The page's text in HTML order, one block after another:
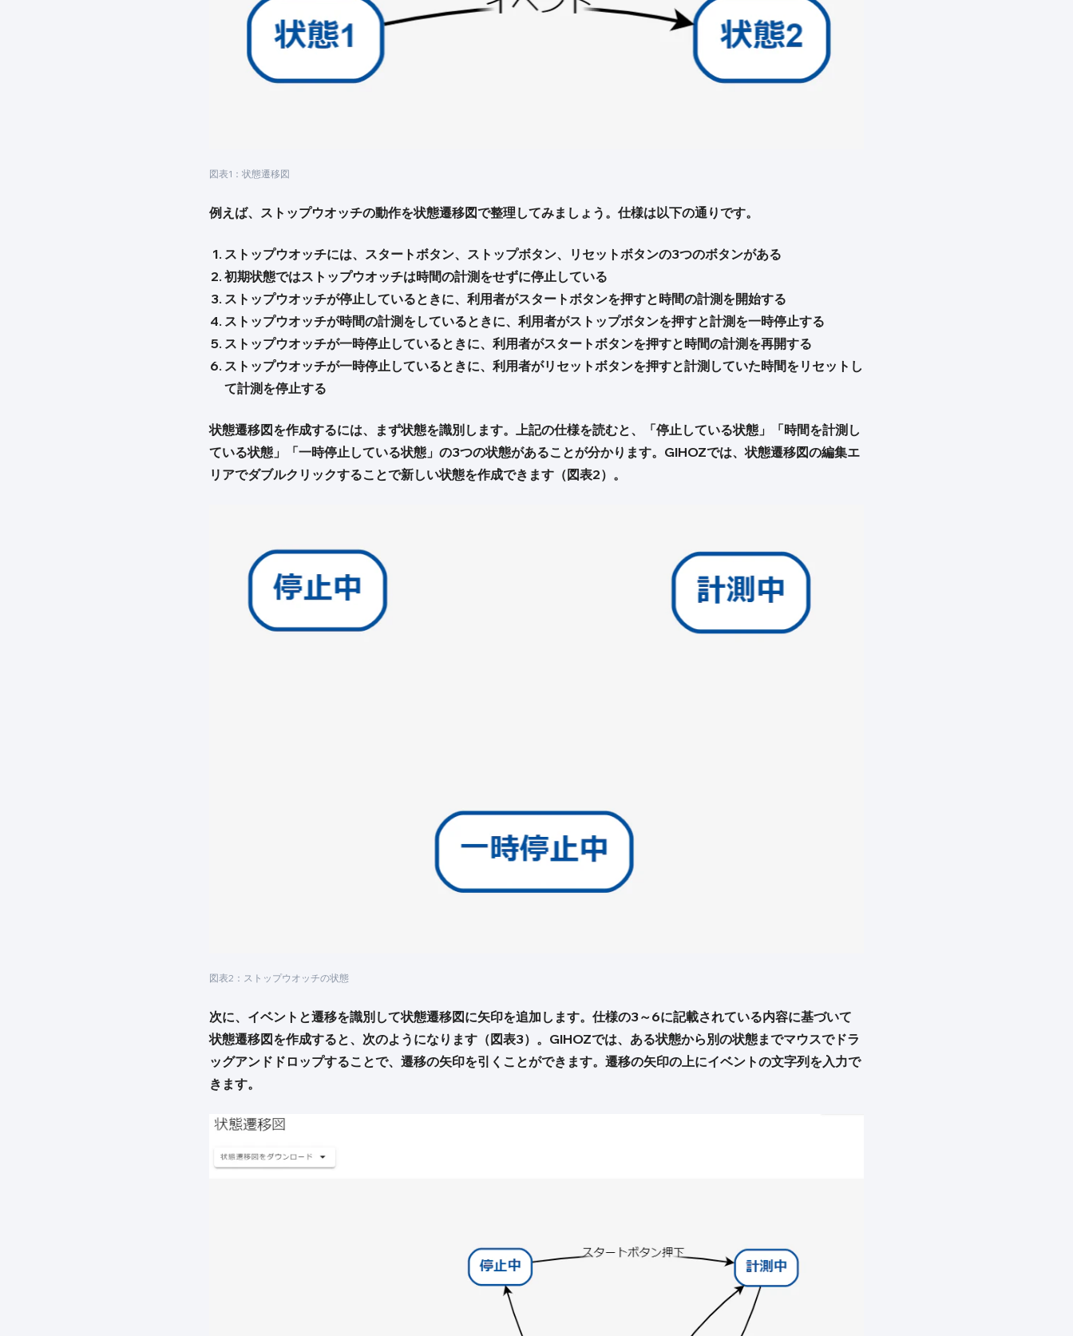
図表1：状態遷移図
例えば、ストップウオッチの動作を状態遷移図で整理してみましょう。仕様は以下の通りです。
ストップウオッチには、スタートボタン、ストップボタン、リセットボタンの3つのボタンがある
初期状態ではストップウオッチは時間の計測をせずに停止している
ストップウオッチが停止しているときに、利用者がスタートボタンを押すと時間の計測を開始する
ストップウオッチが時間の計測をしているときに、利用者がストップボタンを押すと計測を一時停止する
ストップウオッチが一時停止しているときに、利用者がスタートボタンを押すと時間の計測を再開する
ストップウオッチが一時停止しているときに、利用者がリセットボタンを押すと計測していた時間をリセットし
て計測を停止する
状態遷移図を作成するには、まず状態を識別します。上記の仕様を読むと、「停止している状態」「時間を計測し
ている状態」「一時停止している状態」の3つの状態があることが分かります。GIHOZでは、状態遷移図の編集エ
リアでダブルクリックすることで新しい状態を作成できます（図表2）。
図表2：ストップウオッチの状態
次に、イベントと遷移を識別して状態遷移図に矢印を追加します。仕様の3～6に記載されている内容に基づいて
状態遷移図を作成すると、次のようになります（図表3）。GIHOZでは、ある状態から別の状態までマウスでドラ
ッグアンドドロップすることで、遷移の矢印を引くことができます。遷移の矢印の上にイベントの文字列を入力で
きます。